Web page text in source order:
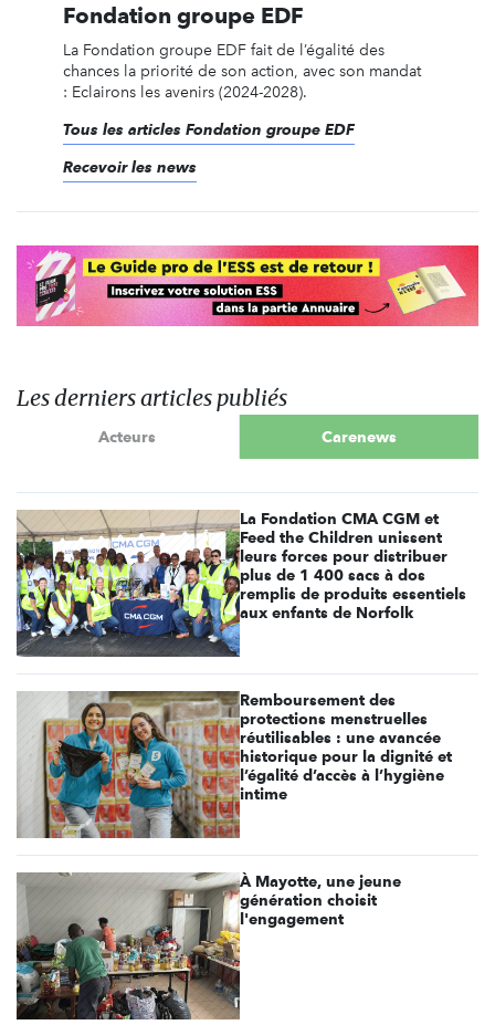
Fondation groupe EDF
La Fondation groupe EDF fait de l’égalité des
chances la priorité de son action, avec son mandat
: Eclairons les avenirs (2024-2028).
Tous les articles Fondation groupe EDF
Recevoir les news
Les derniers articles publiés
Acteurs Carenews
La Fondation CMA CGM et
Feed the Children unissent
leurs forces pour distribuer
plus de 1 400 sacs à dos
remplis de produits essentiels
aux enfants de Norfolk
Remboursement des
protections menstruelles
réutilisables : une avancée
historique pour la dignité et
l’égalité d’accès à l’hygiène
intime
À Mayotte, une jeune
génération choisit
l'engagement